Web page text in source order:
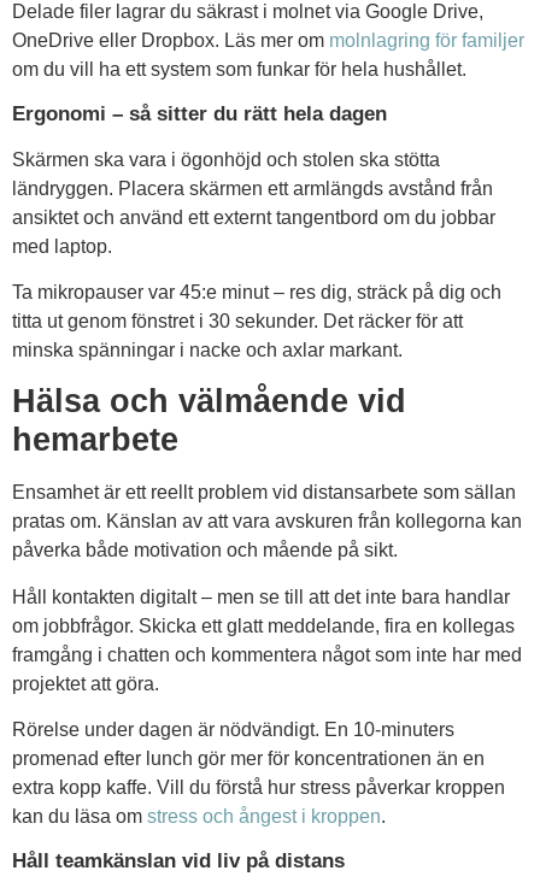
Delade filer lagrar du säkrast i molnet via Google Drive,
OneDrive eller Dropbox. Läs mer om molnlagring för familjer
om du vill ha ett system som funkar för hela hushållet.
Ergonomi – så sitter du rätt hela dagen
Skärmen ska vara i ögonhöjd och stolen ska stötta
ländryggen. Placera skärmen ett armlängds avstånd från
ansiktet och använd ett externt tangentbord om du jobbar
med laptop.
Ta mikropauser var 45:e minut – res dig, sträck på dig och
titta ut genom fönstret i 30 sekunder. Det räcker för att
minska spänningar i nacke och axlar markant.
Hälsa och välmående vid
hemarbete
Ensamhet är ett reellt problem vid distansarbete som sällan
pratas om. Känslan av att vara avskuren från kollegorna kan
påverka både motivation och mående på sikt.
Håll kontakten digitalt – men se till att det inte bara handlar
om jobbfrågor. Skicka ett glatt meddelande, fira en kollegas
framgång i chatten och kommentera något som inte har med
projektet att göra.
Rörelse under dagen är nödvändigt. En 10-minuters
promenad efter lunch gör mer för koncentrationen än en
extra kopp kaffe. Vill du förstå hur stress påverkar kroppen
kan du läsa om stress och ångest i kroppen.
Håll teamkänslan vid liv på distans